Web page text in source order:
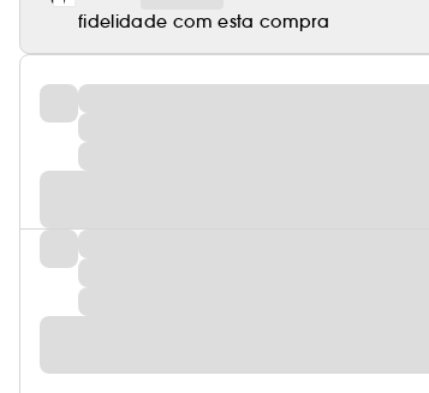
fidelidade com esta compra